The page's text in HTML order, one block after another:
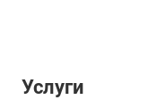
Услуги